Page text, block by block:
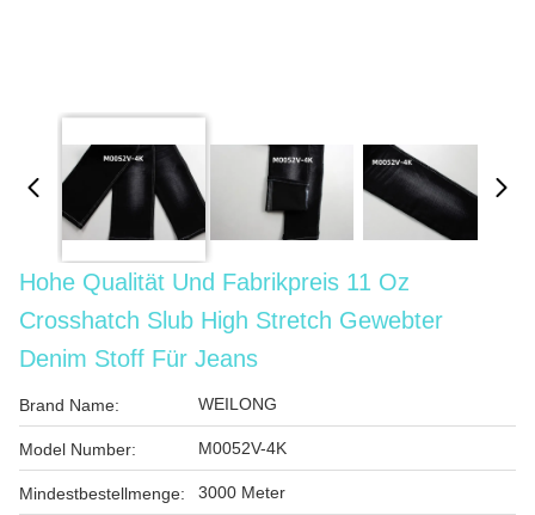
Hohe Qualität Und Fabrikpreis 11 Oz
Crosshatch Slub High Stretch Gewebter
Denim Stoff Für Jeans
Brand Name: WEILONG
Model Number: M0052V-4K
Mindestbestellmenge: 3000 Meter